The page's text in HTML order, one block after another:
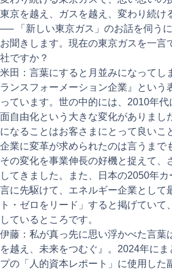
東京を越え、ガスを越え、変わり続け
── 「新しい東京ガス」のお話を伺う
お聞きします。現在の東京ガスを一言
社ですか？
米田：言葉にすると月並みになってし
ランスフォーメーション企業』という
っています。世の中的には、2010年
面自由化という大きな変化がありまし
になることはお客さまにとって良いこ
企業に変革が求められたのは言うまで
その変化を事業伸長の好機と捉えて、
してきました。また、日本の2050年
言に先駆けて、エネルギー企業として
ト・ゼロをリード」すると掲げていて
しているところです。
伊藤：私が真っ先に思い浮かべた言葉
を越え、未来をつむぐ』。2024年に
プの「人的資本レポート」に使用した